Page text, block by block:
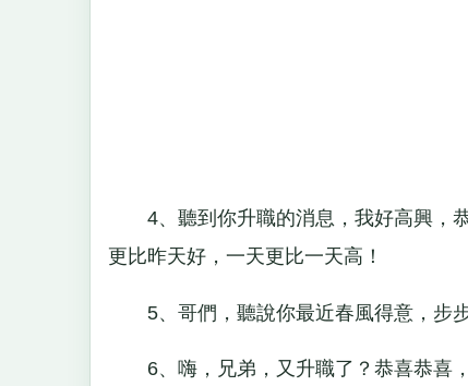
4、聽到你升職的消息，我好高興，恭
更比昨天好，一天更比一天高！
5、哥們，聽說你最近春風得意，步步
6、嗨，兄弟，又升職了？恭喜恭喜，